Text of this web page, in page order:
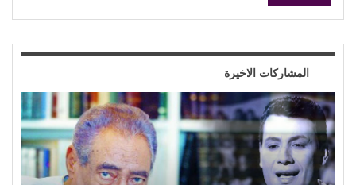
المشاركات الاخيرة